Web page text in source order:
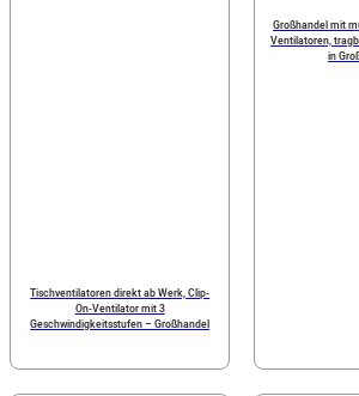
Tischventilatoren direkt ab Werk, Clip-
On-Ventilator mit 3
Geschwindigkeitsstufen – Großhandel
Großhandel mit
Ventilatoren,
in